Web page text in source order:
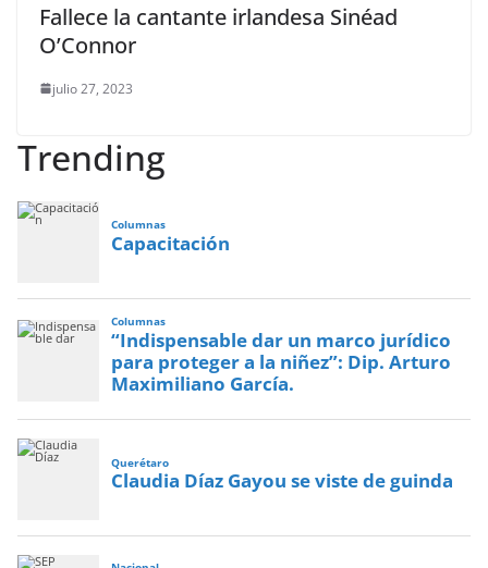
Fallece la cantante irlandesa Sinéad
O’Connor
julio 27, 2023
Trending